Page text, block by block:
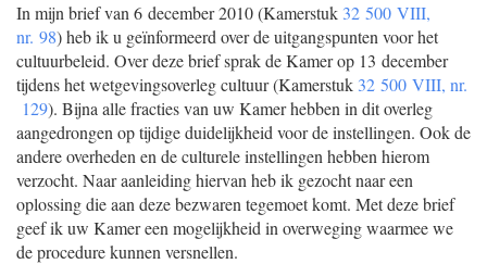
In mijn brief van 6 december 2010 (Kamerstuk 32 500 VIII,
nr. 98) heb ik u geïnformeerd over de uitgangspunten voor het
cultuurbeleid. Over deze brief sprak de Kamer op 13 december
tijdens het wetgevingsoverleg cultuur (Kamerstuk 32 500 VIII, nr.
129). Bijna alle fracties van uw Kamer hebben in dit overleg
aangedrongen op tijdige duidelijkheid voor de instellingen. Ook de
andere overheden en de culturele instellingen hebben hierom
verzocht. Naar aanleiding hiervan heb ik gezocht naar een
oplossing die aan deze bezwaren tegemoet komt. Met deze brief
geef ik uw Kamer een mogelijkheid in overweging waarmee we
de procedure kunnen versnellen.